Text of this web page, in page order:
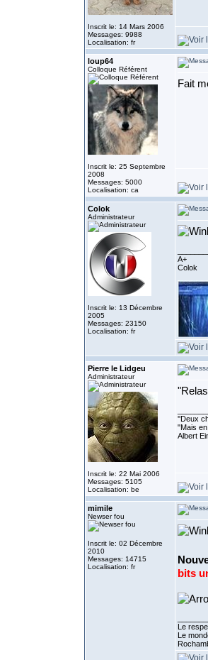
Inscrit le: 14 Mars 2006
Messages: 9988
Localisation: fr
loup64
Colloque Référent
Inscrit le: 25 Septembre
2008
Messages: 5000
Localisation: ca
Fait
Colok
Administrateur
Inscrit le: 13 Décembre
2005
Messages: 23150
Localisation: fr
A+
Colok
Pierre le Lidgeu
Administrateur
Inscrit le: 22 Mai 2006
Messages: 5105
Localisation: be
''Deux
"Mais
Albert
mimile
Newser fou
Inscrit le: 02 Décembre
2010
Messages: 14715
Localisation: fr
bits
Le
Le